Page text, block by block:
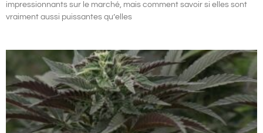
impressionnants sur le marché, mais comment savoir si elles sont
vraiment aussi puissantes qu’elles